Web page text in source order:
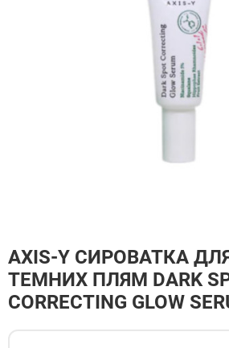
AXIS-Y СИРОВАТКА
ТЕМНИХ ПЛЯМ DARK
CORRECTING GLOW